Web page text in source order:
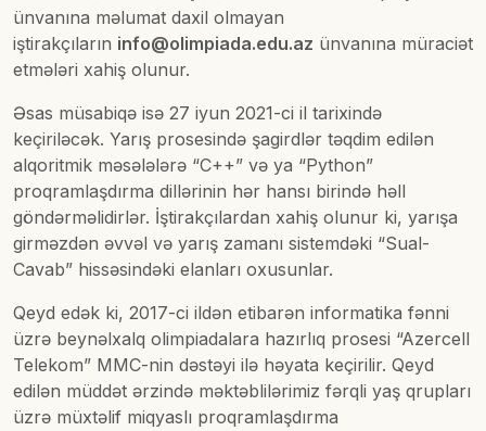
ünvanına məlumat daxil olmayan
iştirakçıların info@olimpiada.edu.az ünvanına müraciət
etmələri xahiş olunur.
Əsas müsabiqə isə 27 iyun 2021-ci il tarixində
keçiriləcək. Yarış prosesində şagirdlər təqdim edilən
alqoritmik məsələlərə “C++” və ya “Python”
proqramlaşdırma dillərinin hər hansı birində həll
göndərməlidirlər. İştirakçılardan xahiş olunur ki, yarışa
girməzdən əvvəl və yarış zamanı sistemdəki “Sual-
Cavab” hissəsindəki elanları oxusunlar.
Qeyd edək ki, 2017-ci ildən etibarən informatika fənni
üzrə beynəlxalq olimpiadalara hazırlıq prosesi “Azercell
Telekom” MMC-nin dəstəyi ilə həyata keçirilir. Qeyd
edilən müddət ərzində məktəblilərimiz fərqli yaş qrupları
üzrə müxtəlif miqyaslı proqramlaşdırma